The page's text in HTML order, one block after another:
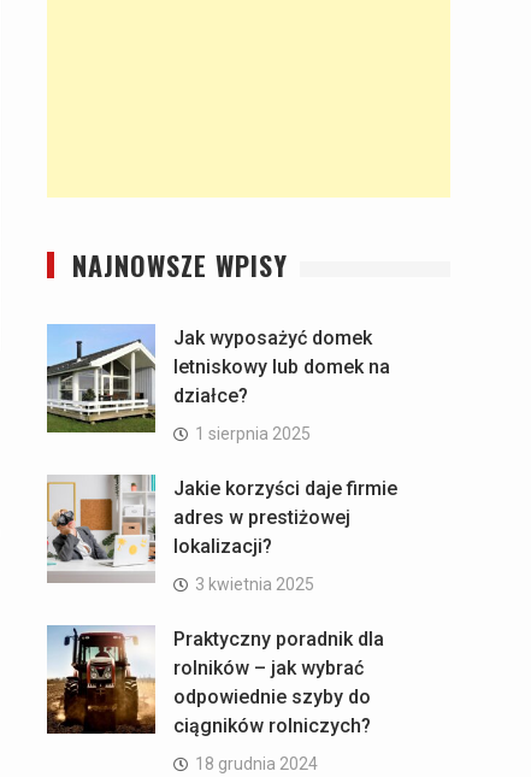
NAJNOWSZE WPISY
Jak wyposażyć domek
letniskowy lub domek na
działce?
1 sierpnia 2025
Jakie korzyści daje firmie
adres w prestiżowej
lokalizacji?
3 kwietnia 2025
Praktyczny poradnik dla
rolników – jak wybrać
odpowiednie szyby do
ciągników rolniczych?
18 grudnia 2024